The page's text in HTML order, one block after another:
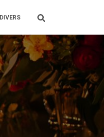
DIVERS